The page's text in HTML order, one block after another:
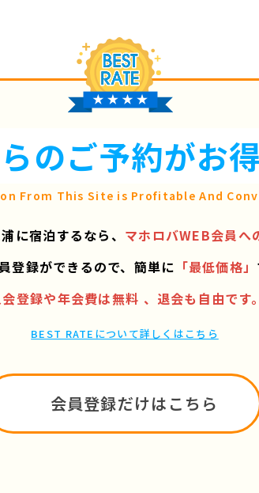
のご予約がお
From This Site is Profitable And
に宿泊するなら、 マホロバWEB会員へ
録ができるので、 簡単に 「最低価格」
登録や年会費は無料 、退会も自由です。
BEST RATEについて詳しくはこちら
会員登録だけはこちら